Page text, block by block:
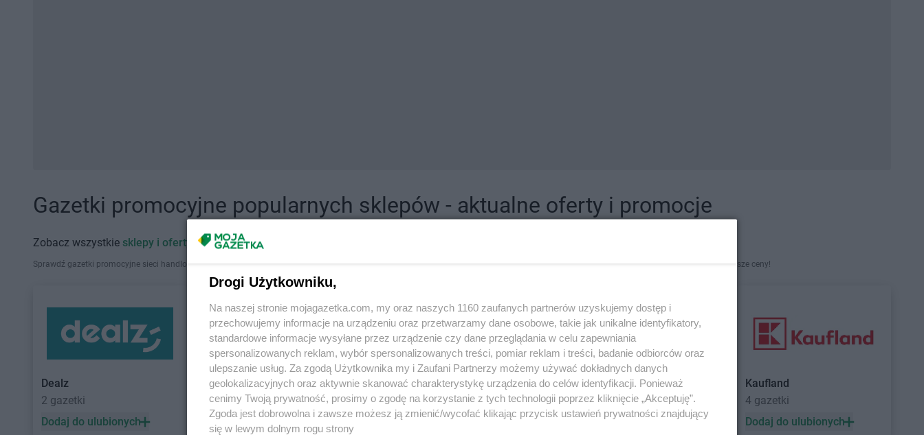
Gazetki promocyjne popularnych sklepów - aktualne oferty i promocje
Zobacz wszystkie sklepy i oferty promocyjne
Sprawdź gazetki promocyjne sieci handlowych, które działają w Polsce. Znajdziesz tutaj sklepy należące do lokalnych sieci oraz duże, znane super- i hipermarkety. Najlepsze promocje i najniższe ceny!
Dealz
2 gazetki
Dodaj do ulubionych
POLOmarket
11 gazetek
Dodaj do ulubionych
PEPCO
1 gazetka
Dodaj do ulubionych
dino
1 gazetka
Dodaj do ulubionych
Kaufland
4 gazetki
Dodaj do ulubionych
Drogi Użytkowniku,
Na naszej stronie mojagazetka.com, my oraz naszych 1160 zaufanych partnerów uzyskujemy dostęp i
przechowujemy informacje na urządzeniu oraz przetwarzamy dane osobowe, takie jak unikalne identyfikatory,
standardowe informacje wysyłane przez urządzenie czy dane przeglądania w celu zapewniania
spersonalizowanych reklam, wybór spersonalizowanych treści, pomiar reklam i treści, badanie odbiorców oraz
ulepszanie usług. Za zgodą Użytkownika my i Zaufani Partnerzy możemy używać dokładnych danych
geolokalizacyjnych oraz aktywnie skanować charakterystykę urządzenia do celów identyfikacji. Ponieważ
cenimy Twoją prywatność, prosimy o zgodę na korzystanie z tych technologii poprzez kliknięcie „Akceptuję”.
Zgoda jest dobrowolna i zawsze możesz ją zmienić/wycofać klikając przycisk ustawień prywatności znajdujący
się w lewym dolnym rogu strony